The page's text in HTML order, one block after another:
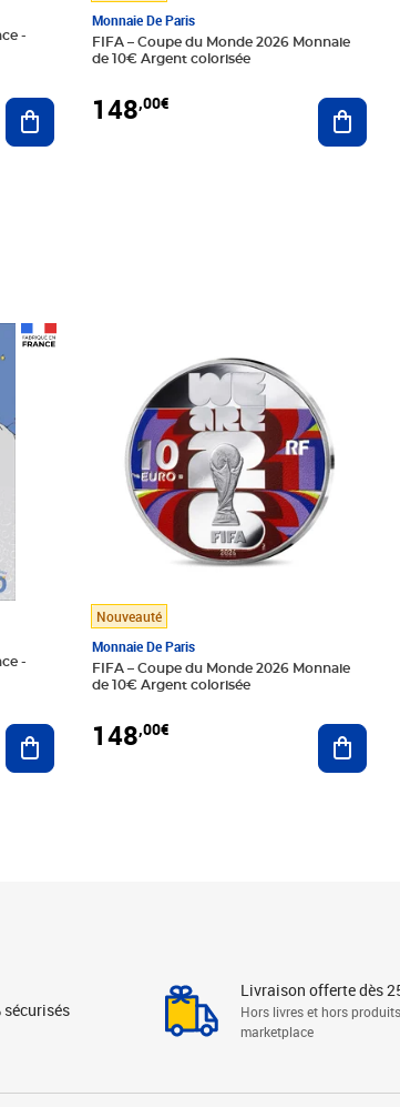
-
Ajouter au panier
Monnaie De Paris
FIFA – Coupe du Monde 2026 Monnaie
de 10€ Argent colorisée
148,00€
-
Ajouter au panier
Nouveauté
Monnaie De Paris
FIFA – Coupe du Monde 2026 Monnaie
de 10€ Argent colorisée
148,00€
sécurisés
Livraison offerte dès
Hors livres et hors produits
marketplace